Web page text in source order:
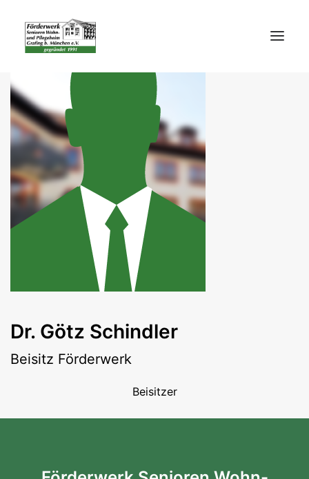
STARTSEITE
DAS FÖRDERWERK
UNTERSTÜTZEN
ENTDECKEN
AKTUELLES
PRESSE
Dr. Götz Schindler
Beisitz Förderwerk
Beisitzer